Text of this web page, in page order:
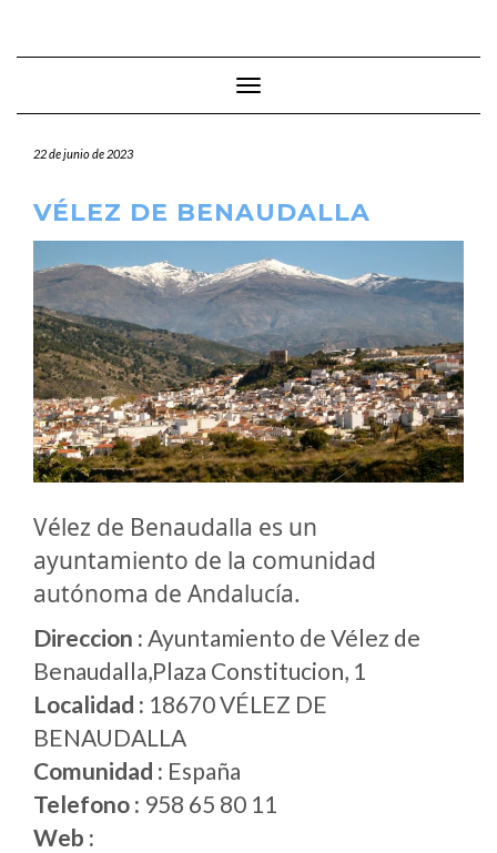
Cambiar modo de navegación
22 de junio de 2023
VÉLEZ DE BENAUDALLA
Vélez de Benaudalla es un
ayuntamiento de la comunidad
autónoma de Andalucía.
Direccion : Ayuntamiento de Vélez de
Benaudalla,Plaza Constitucion, 1
Localidad : 18670 VÉLEZ DE
BENAUDALLA
Comunidad : España
Telefono : 958 65 80 11
Web :